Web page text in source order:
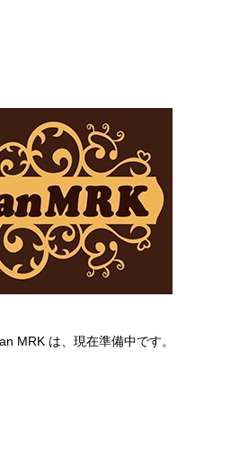
MRK は、現在準備中です。